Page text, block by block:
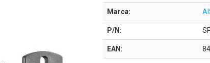
Marca:
P/N:
EAN: